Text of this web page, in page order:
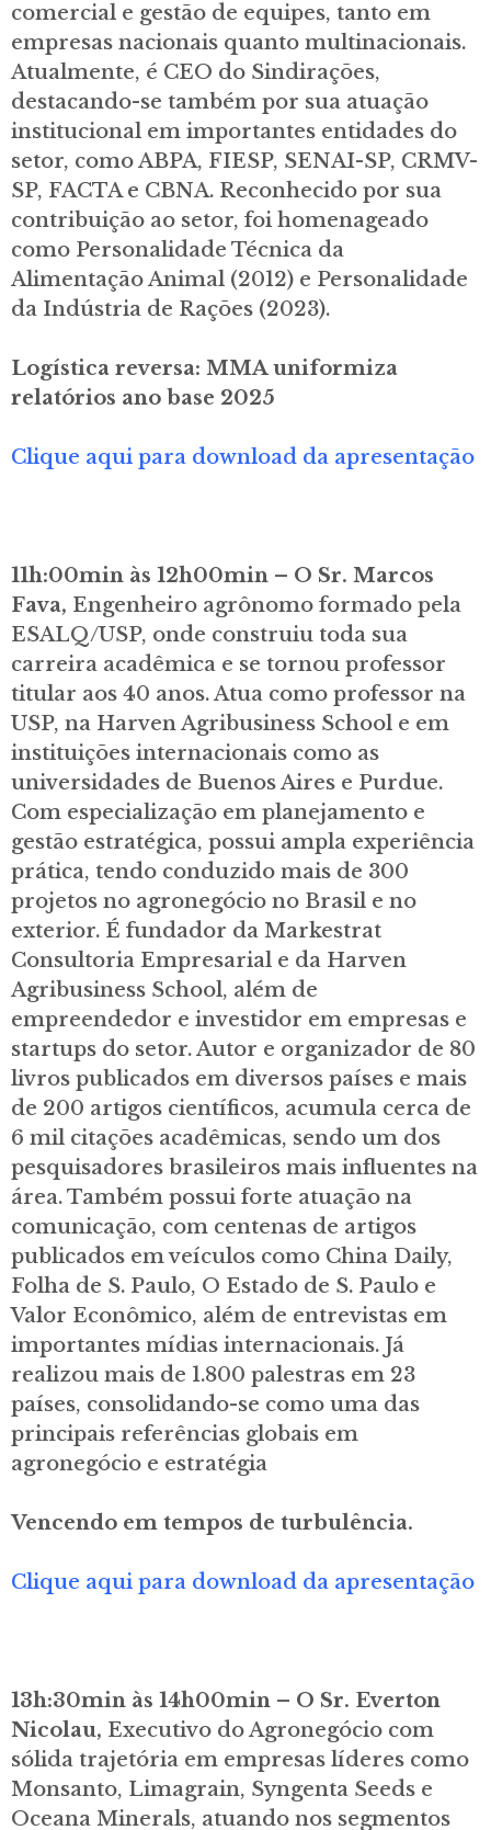
comercial e gestão de equipes, tanto em
empresas nacionais quanto multinacionais.
Atualmente, é CEO do Sindirações,
destacando-se também por sua atuação
institucional em importantes entidades do
setor, como ABPA, FIESP, SENAI-SP, CRMV-
SP, FACTA e CBNA. Reconhecido por sua
contribuição ao setor, foi homenageado
como Personalidade Técnica da
Alimentação Animal (2012) e Personalidade
da Indústria de Rações (2023).
Logística reversa: MMA uniformiza
relatórios ano base 2025
Clique aqui para download da apresentação
11h:00min às 12h00min – O Sr. Marcos
Fava, Engenheiro agrônomo formado pela
ESALQ/USP, onde construiu toda sua
carreira acadêmica e se tornou professor
titular aos 40 anos. Atua como professor na
USP, na Harven Agribusiness School e em
instituições internacionais como as
universidades de Buenos Aires e Purdue.
Com especialização em planejamento e
gestão estratégica, possui ampla experiência
prática, tendo conduzido mais de 300
projetos no agronegócio no Brasil e no
exterior. É fundador da Markestrat
Consultoria Empresarial e da Harven
Agribusiness School, além de
empreendedor e investidor em empresas e
startups do setor. Autor e organizador de 80
livros publicados em diversos países e mais
de 200 artigos científicos, acumula cerca de
6 mil citações acadêmicas, sendo um dos
pesquisadores brasileiros mais influentes na
área. Também possui forte atuação na
comunicação, com centenas de artigos
publicados em veículos como China Daily,
Folha de S. Paulo, O Estado de S. Paulo e
Valor Econômico, além de entrevistas em
importantes mídias internacionais. Já
realizou mais de 1.800 palestras em 23
países, consolidando-se como uma das
principais referências globais em
agronegócio e estratégia
Vencendo em tempos de turbulência.
Clique aqui para download da apresentação
13h:30min às 14h00min – O Sr. Everton
Nicolau, Executivo do Agronegócio com
sólida trajetória em empresas líderes como
Monsanto, Limagrain, Syngenta Seeds e
Oceana Minerals, atuando nos segmentos